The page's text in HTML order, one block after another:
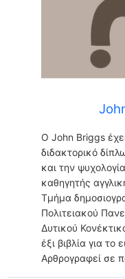
O John Briggs
διδακτορικό
και την
καθηγητής
Τμήμα
Πολιτειακού
Δυτικού
έξι βιβλία για το
Αρθρογραφεί σε